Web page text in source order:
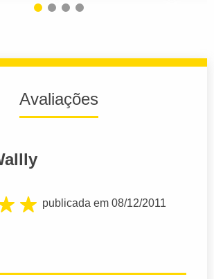
Avaliações
publicada em 08/12/2011